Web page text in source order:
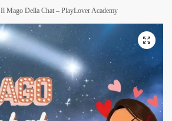
Il Mago Della Chat – PlayLover Academy